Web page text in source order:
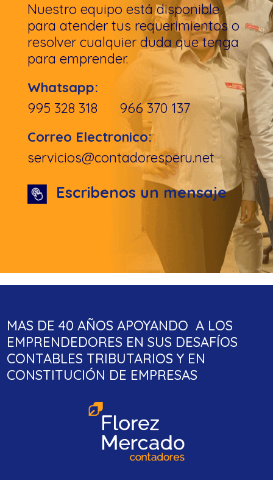
Nuestro equipo está disponible
para atender tus requerimientos o
resolver cualquier duda que tenga
para emprender.
Whatsapp:
995 328 318 966 370 137
Correo Electronico:
servicios@contadoresperu.net
Escribenos un mensaje
MAS DE 40 AÑOS APOYANDO A LOS
EMPRENDEDORES EN SUS DESAFÍOS
CONTABLES TRIBUTARIOS Y EN
CONSTITUCIÓN DE EMPRESAS